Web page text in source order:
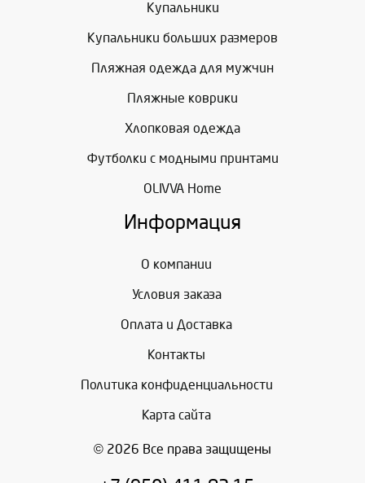
Купальники
Купальники больших размеров
Пляжная одежда для мужчин
Пляжные коврики
Хлопковая одежда
Футболки с модными принтами
OLIVVA Home
Информация
О компании
Условия заказа
Оплата и Доставка
Контакты
Политика конфиденциальности
Карта сайта
© 2026 Все права защищены